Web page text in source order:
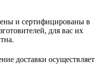
и сертифицированы в
для вас их
доставки осуществляет